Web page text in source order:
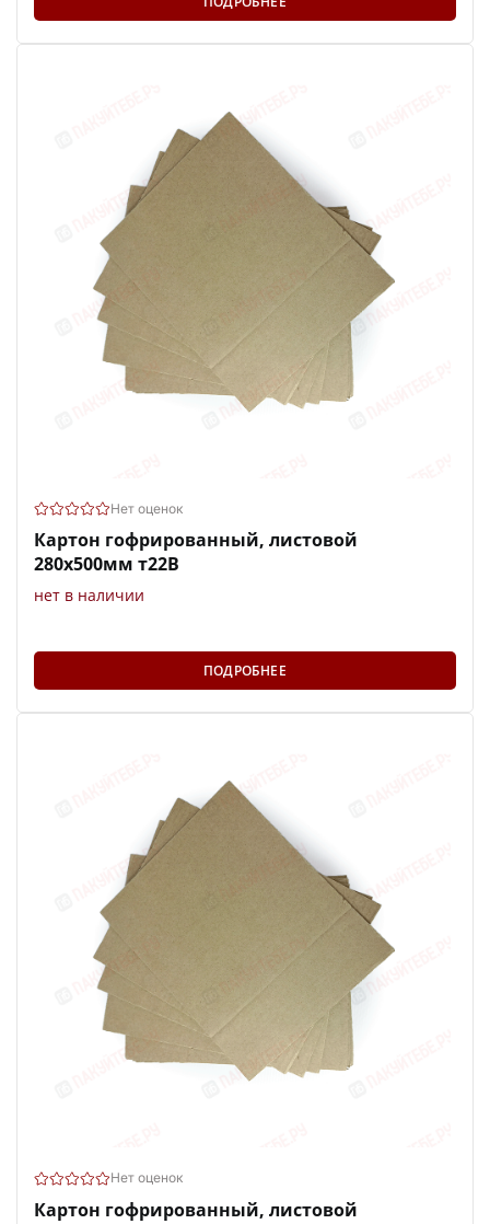
Нет оценок
Картон гофрированный, листовой
280х500мм т22В
нет в наличии
ПОДРОБНЕЕ
Нет оценок
Картон гофрированный, листовой